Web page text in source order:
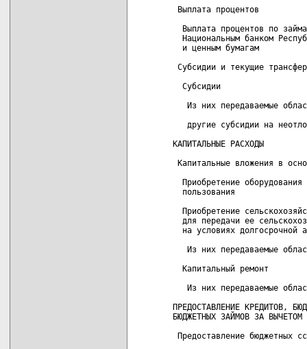
Выплата процентов
Выплата процентов по
Национальным банком
  и ценным бумагам
Субсидии и текущие
Субсидии
Из них передаваемые
другие субсидии на
КАПИТАЛЬНЫЕ
Капитальные вложения
Приобретение оборудования
  пользования
Приобретение
для передачи ее
на условиях долгосрочной
Из них передаваемые
Капитальный ремонт
Из них передаваемые
ПРЕДОСТАВЛЕНИЕ
БЮДЖЕТНЫХ ЗАЙМОВ ЗА ВЫЧЕТОМ
Предоставление